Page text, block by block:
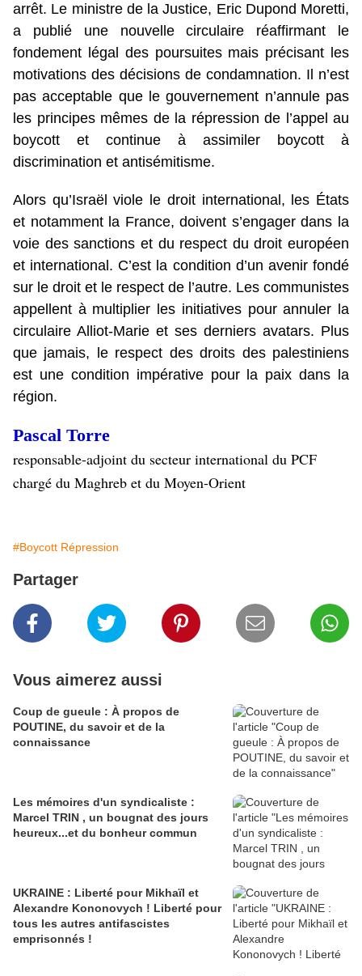
arrêt. Le ministre de la Justice, Eric Dupond Moretti,
a publié une nouvelle circulaire réaffirmant le
fondement légal des poursuites mais précisant les
motivations des décisions de condamnation. Il n’est
pas acceptable que le gouvernement n’annule pas
les principes mêmes de la répression de l’appel au
boycott et continue à assimiler boycott à
discrimination et antisémitisme.
Alors qu’Israël viole le droit international, les États
et notamment la France, doivent s’engager dans la
voie des sanctions et du respect du droit européen
et international. C’est la condition d’un avenir fondé
sur le droit et le respect de l’autre. Les communistes
appellent à multiplier les initiatives pour annuler la
circulaire Alliot-Marie et ses derniers avatars. Plus
que jamais, le respect des droits des palestiniens
est une condition impérative pour la paix dans la
région.
Pascal Torre
responsable-adjoint du secteur international du PCF
chargé du Maghreb et du Moyen-Orient
#Boycott Répression
Partager
Vous aimerez aussi
Coup de gueule : À propos de
POUTINE, du savoir et de la
connaissance
Les mémoires d'un syndicaliste :
Marcel TRIN , un bougnat des jours
heureux...et du bonheur commun
UKRAINE : Liberté pour Mikhaïl et
Alexandre Kononovych ! Liberté pour
tous les autres antifascistes
emprisonnés !